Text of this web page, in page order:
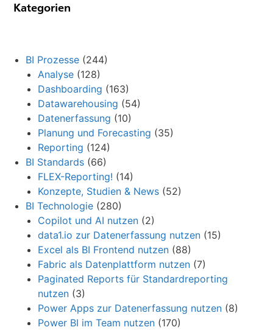
Kategorien
BI Prozesse (244)
Analyse (128)
Dashboarding (163)
Datawarehousing (54)
Datenerfassung (10)
Planung und Forecasting (35)
Reporting (124)
BI Standards (66)
FLEX-Reporting! (14)
Konzepte, Studien & News (52)
BI Technologie (280)
Copilot und AI nutzen (2)
data1.io zur Datenerfassung nutzen (15)
Excel als BI Frontend nutzen (88)
Fabric als Datenplattform nutzen (7)
Paginated Reports für Standardreporting
nutzen (3)
Power Apps zur Datenerfassung nutzen (8)
Power BI im Team nutzen (170)